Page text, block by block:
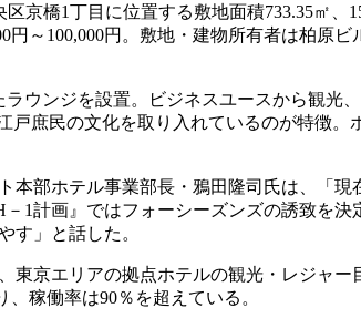
京橋1丁目に位置する敷地面積733.35㎡、
円～100,000円。敷地・建物所有者は柏
ウンジを設置。ビジネスユースから観光
戸庶民の文化を取り入れているのが特徴
部ホテル事業部長・鴉田隆司氏は、「
1計画』ではフォーシーズンズの誘致を
す」と話した。
京エリアの拠点ホテルの観光・レジャー
稼働率は90％を超えている。